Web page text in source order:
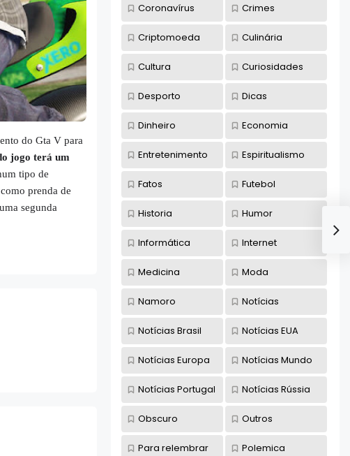
do Gta V para
jogo terá um
tipo de
prenda de
segunda
Coronavírus Crimes
Criptomoeda Culinária
Cultura Curiosidades
Desporto Dicas
Dinheiro Economia
Entretenimento Espiritualismo
Fatos Futebol
Historia Humor
Informática Internet
Medicina Moda
Namoro Notícias
Notícias Brasil Notícias EUA
Notícias Europa Notícias Mundo
Notícias Portugal Notícias Rússia
Obscuro Outros
Para relembrar Polemica